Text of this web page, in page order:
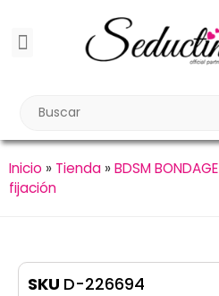
Inicio » Tienda »BDSM BONDAGE
fijación
SKU D-226694